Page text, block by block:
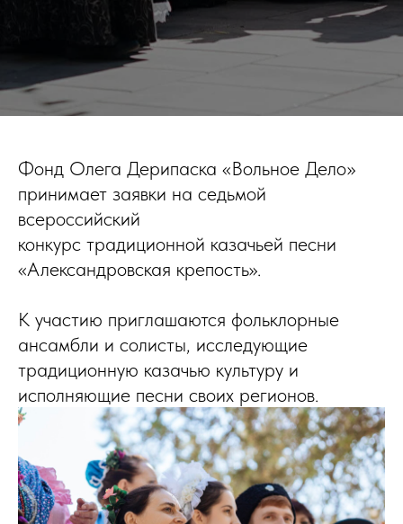
Фонд Олега Дерипаска «Вольное Дело»
принимает заявки на седьмой
всероссийский
конкурс традиционной казачьей песни
«Александровская крепость».
К участию приглашаются фольклорные
ансамбли и солисты, исследующие
традиционную казачью культуру и
исполняющие песни своих регионов.